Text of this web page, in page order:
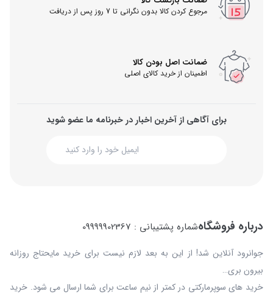
مرجوع کردن کالا بدون نگرانی تا 7 روز پس از دریافت
ضمانت اصل بودن کالا
اطمینان از خرید کالای اصلی
برای آگاهی از آخرین اخبار در خبرنامه ما عضو شوید
درباره فروشگاهشماره پشتیبانی : 09999902367
جوانرود آنلاین شد! از این به بعد لازم نیست برای خرید مایحتاج روزانه
بیرون بری…
خرید های سوپرمارکتی در کمتر از نیم ساعت برای شما ارسال می شود. خرید